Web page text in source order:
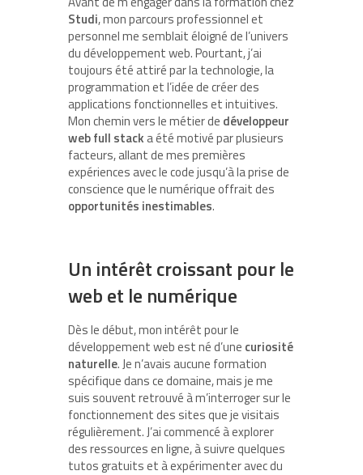
Studi, mon parcours professionnel et
personnel me semblait éloigné de l’univers
du développement web. Pourtant, j’ai
toujours été attiré par la technologie, la
programmation et l’idée de créer des
applications fonctionnelles et intuitives.
Mon chemin vers le métier de développeur
web full stack a été motivé par plusieurs
facteurs, allant de mes premières
expériences avec le code jusqu’à la prise de
conscience que le numérique offrait des
opportunités inestimables.
Un intérêt croissant pour le
web et le numérique
Dès le début, mon intérêt pour le
développement web est né d’une curiosité
naturelle. Je n’avais aucune formation
spécifique dans ce domaine, mais je me
suis souvent retrouvé à m’interroger sur le
fonctionnement des sites que je visitais
régulièrement. J’ai commencé à explorer
des ressources en ligne, à suivre quelques
tutos gratuits et à expérimenter avec du